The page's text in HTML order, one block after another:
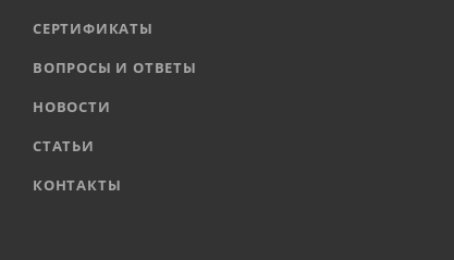
СЕРТИФИКАТЫ
ВОПРОСЫ И ОТВЕТЫ
НОВОСТИ
СТАТЬИ
КОНТАКТЫ